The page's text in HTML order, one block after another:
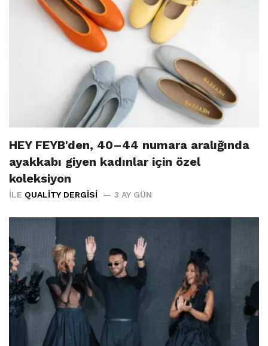
HEY FEYB'den, 40–44 numara aralığında
ayakkabı giyen kadınlar için özel
koleksiyon
İLE QUALITY DERGISI 3 AY GÜN